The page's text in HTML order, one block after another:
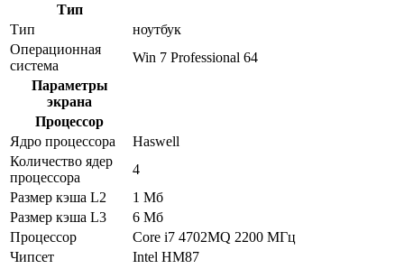
Тип
Тип
ноутбук
Операционная
система
Win 7 Professional 64
Параметры
экрана
Процессор
Ядро процессора
Haswell
Количество ядер
процессора
4
Размер кэша L2
1 Мб
Размер кэша L3
6 Мб
Процессор
Core i7 4702MQ 2200 МГц
Чипсет
Intel HM87